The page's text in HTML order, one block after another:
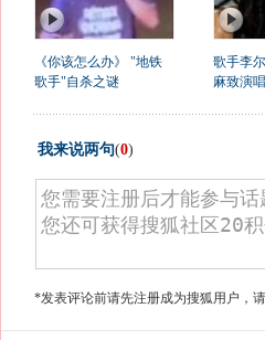
《你该怎么办》 "地铁
歌手"自杀之谜
歌手李
麻致演
我来说两句(0)
*发表评论前请先注册成为搜狐用户，